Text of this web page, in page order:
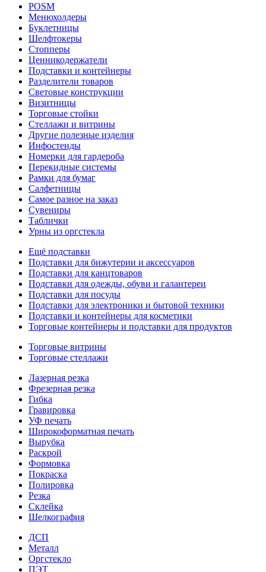
POSM
Менюхолдеры
Буклетницы
Шелфтокеры
Стопперы
Ценникодер­жа­те­ли
Подставки и контейнеры
Разделители товаров
Световые конструкции
Визитницы
Торговые стойки
Cтеллажи и витрины
Другие полезные изделия
Инфостенды
Номерки для гардероба
Перекидные системы
Рамки для бумаг
Салфетницы
Самое разное на заказ
Сувениры
Таблички
Урны из оргстекла
Ещё подставки
Подставки для бижутерии и аксессуаров
Подставки для канцтоваров
Подставки для одежды, обуви и галантереи
Подставки для посуды
Подставки для электроники и бытовой техники
Подставки и контейнеры для косметики
Торговые контейнеры и подставки для продуктов
Торговые витрины
Торговые стеллажи
Лазерная резка
Фрезерная резка
Гибка
Гравировка
УФ печать
Широкоформатная печать
Вырубка
Раскрой
Формовка
Покраска
Полировка
Резка
Склейка
Шелкография
ДСП
Металл
Оргстекло
ПЭТ